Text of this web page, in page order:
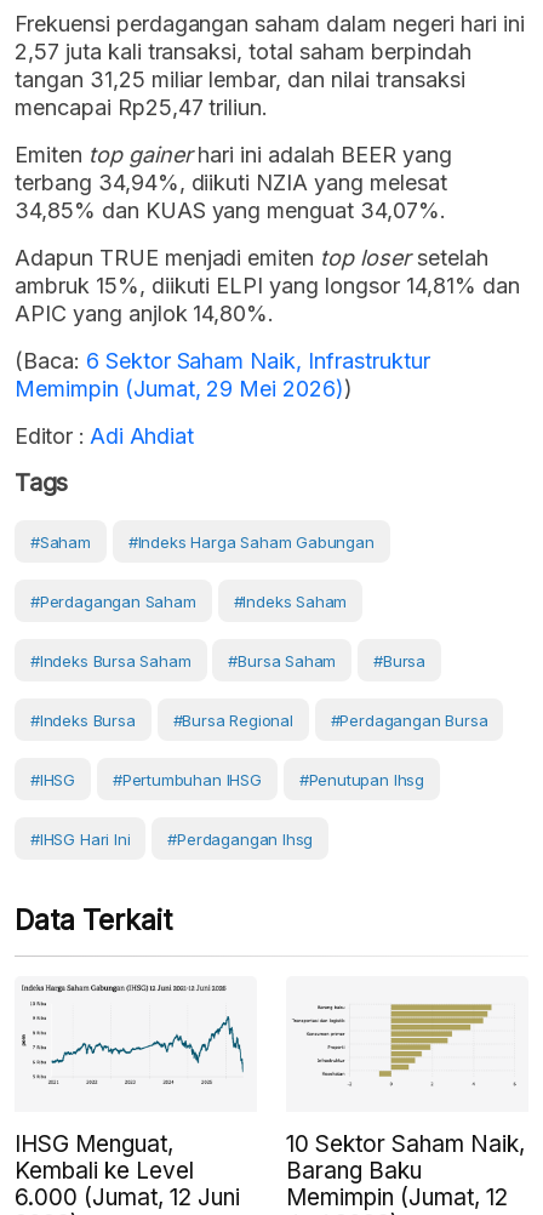
Frekuensi perdagangan saham dalam negeri hari ini
2,57 juta kali transaksi, total saham berpindah
tangan 31,25 miliar lembar, dan nilai transaksi
mencapai Rp25,47 triliun.
Emiten top gainerhari ini adalah BEER yang
terbang 34,94%, diikuti NZIA yang melesat
34,85% dan KUAS yang menguat 34,07%.
Adapun TRUE menjadi emiten top losersetelah
ambruk 15%, diikuti ELPI yang longsor 14,81% dan
APIC yang anjlok 14,80%.
(Baca: 6 Sektor Saham Naik, Infrastruktur
Memimpin (Jumat, 29 Mei 2026))
Editor : Adi Ahdiat
Tags
#Saham #Indeks Harga Saham Gabungan
#Perdagangan Saham #Indeks Saham
#Indeks Bursa Saham #Bursa Saham #Bursa
#Indeks Bursa #Bursa Regional #Perdagangan Bursa
#IHSG #Pertumbuhan IHSG #penutupan Ihsg
#IHSG Hari Ini #perdagangan Ihsg
Data Terkait
IHSG Menguat,
Kembali ke Level
6.000 (Jumat, 12 Juni
10 Sektor Saham Naik,
Barang Baku
Memimpin (Jumat, 12